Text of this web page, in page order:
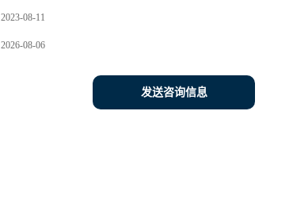
2023-08-11
2026-08-06
发送咨询信息